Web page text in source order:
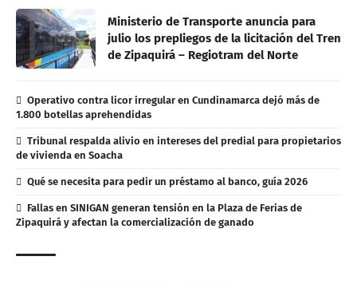
Ministerio de Transporte anuncia para
julio los prepliegos de la licitación del Tren
de Zipaquirá – Regiotram del Norte
Operativo contra licor irregular en Cundinamarca dejó más de
1.800 botellas aprehendidas
Tribunal respalda alivio en intereses del predial para propietarios
de vivienda en Soacha
Qué se necesita para pedir un préstamo al banco, guía 2026
Fallas en SINIGAN generan tensión en la Plaza de Ferias de
Zipaquirá y afectan la comercialización de ganado